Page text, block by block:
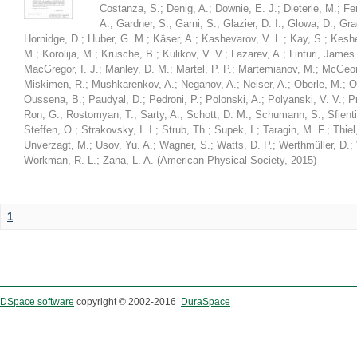
Costanza, S.; Denig, A.; Downie, E. J.; Dieterle, M.;
A.; Gardner, S.; Garni, S.; Glazier, D. I.; Glowa, D.;
Hornidge, D.; Huber, G. M.; Käser, A.; Kashevarov, V. L.; Kay, S.;
M.; Korolija, M.; Krusche, B.; Kulikov, V. V.; Lazarev, A.; Linturi,
MacGregor, I. J.; Manley, D. M.; Martel, P. P.; Martemianov, M.;
Miskimen, R.; Mushkarenkov, A.; Neganov, A.; Neiser, A.; Oberle, M.;
Oussena, B.; Paudyal, D.; Pedroni, P.; Polonski, A.; Polyanski, V. V.;
Ron, G.; Rostomyan, T.; Sarty, A.; Schott, D. M.; Schumann, S.;
Steffen, O.; Strakovsky, I. I.; Strub, Th.; Supek, I.; Taragin, M. F.;
Unverzagt, M.; Usov, Yu. A.; Wagner, S.; Watts, D. P.; Werthmüller, D.;
Workman, R. L.; Zana, L. A. (American Physical Society, 2015)
1
DSpace software copyright © 2002-2016 DuraSpace